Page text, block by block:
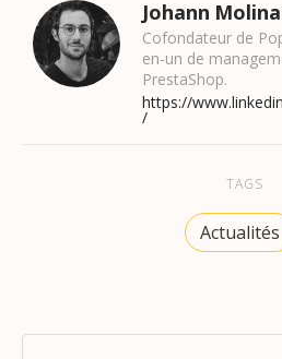
Johann
Cofondateur de
en-un de
PrestaShop.
https://
/
TAGS
Actualités